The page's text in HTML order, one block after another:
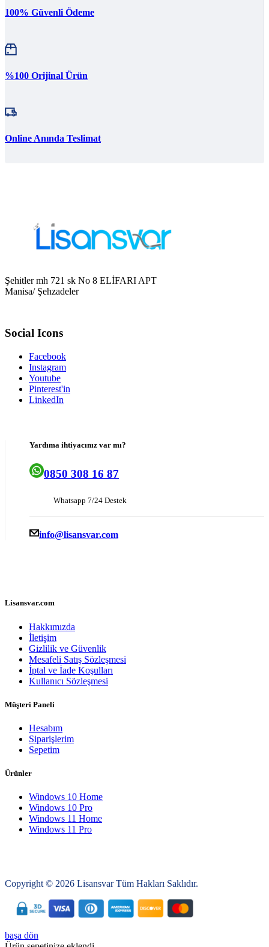
100% Güvenli Ödeme
%100 Orijinal Ürün
Online Anında Teslimat
Şehitler mh 721 sk No 8 ELİFARI APT
Manisa/ Şehzadeler
Social Icons
Facebook
Instagram
Youtube
Pinterest'in
LinkedIn
Yardıma ihtiyacınız var mı?
0850 308 16 87
Whatsapp 7/24 Destek
info@lisansvar.com
Lisansvar.com
Hakkımızda
İletişim
Gizlilik ve Güvenlik
Mesafeli Satış Sözleşmesi
İptal ve İade Koşulları
Kullanıcı Sözleşmesi
Müşteri Paneli
Hesabım
Siparişlerim
Sepetim
Ürünler
Windows 10 Home
Windows 10 Pro
Windows 11 Home
Windows 11 Pro
Copyright © 2026 Lisansvar Tüm Hakları Saklıdır.
başa dön